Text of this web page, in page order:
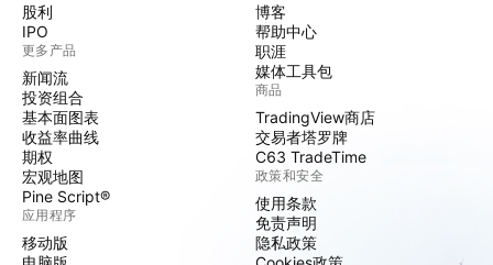
股利
IPO
更多产品
新闻流
投资组合
基本面图表
收益率曲线
期权
宏观地图
Pine Script®
应用程序
移动版
博客
帮助中心
职涯
媒体工具包
商品
TradingView商店
交易者塔罗牌
C63 TradeTime
政策和安全
使用条款
免责声明
隐私政策